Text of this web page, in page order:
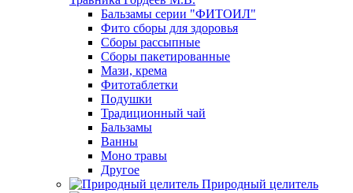
Бальзамы серии "ФИТОИЛ"
Фито сборы для здоровья
Сборы рассыпные
Сборы пакетированные
Мази, крема
Фитотаблетки
Подушки
Традиционный чай
Бальзамы
Ванны
Моно травы
Другое
Природный целитель